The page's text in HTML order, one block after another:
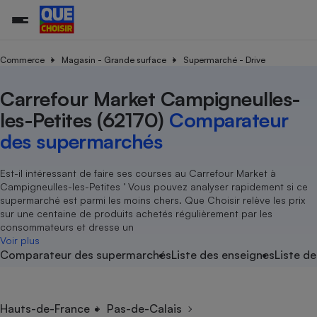
Commerce Magasin - Grande surface Supermarché - Drive
Carrefour Market Campigneulles-
les-Petites (62170) Comparateur
des supermarchés
Est-il intéressant de faire ses courses au Carrefour Market à
Campigneulles-les-Petites ’ Vous pouvez analyser rapidement si ce
supermarché est parmi les moins chers. Que Choisir relève les prix
sur une centaine de produits achetés régulièrement par les
consommateurs et dresse un
Voir plus
Comparateur des supermarchésListe des enseignesListe
Hauts-de-France
Pas-de-Calais
Additifs
Agriculture
Produit alimentaire
Achat - Vente - Location
Carburant
Magasin - Grande surface
Marketing - Fidélisation
Organismes de défense
Système judiciairegratuit
Air
Eau
Achat - Vente - Travaux
Location
Sport
Vacances - Tourisme
électrique
Démarche administrative
Senior
Service marchand
Train
Transport aérien
Toutes les actualités
Enquêtes
Guides d'achat
Conseils
Brèves
Tous les services
Soumettre un litige
Lettres types
Rencontrer une association locale
Tous nos combats
Nos actions
Nos grandes victoires
Les billets de la présidente
Nos associations locales
Nous rejoindre
En savoir plus sur Que Choisir Ensemble
?
L’association
Nos missions
Notre méthodologie
Notre financement
Nos partenaires
Nous rejoindre